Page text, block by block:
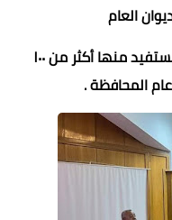
العام
أن الدورة تستمر لمدة اسبوعين ويستفيد منها أكثر من ١٠٠
المحافظة .